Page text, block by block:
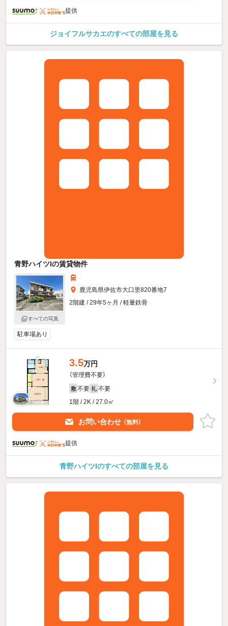
提供
ジョイフルサカエのすべての部屋を見る
青野ハイツIの賃貸物件
すべての写真
鹿児島県伊佐市大口里820番地7
2階建 / 29年5ヶ月 / 軽量鉄骨
駐車場あり
3.5万円
（管理費不要）
敷 不要 礼 不要
1階 / 2K / 27.0㎡
お問い合わせ （無料）
提供
青野ハイツIのすべての部屋を見る